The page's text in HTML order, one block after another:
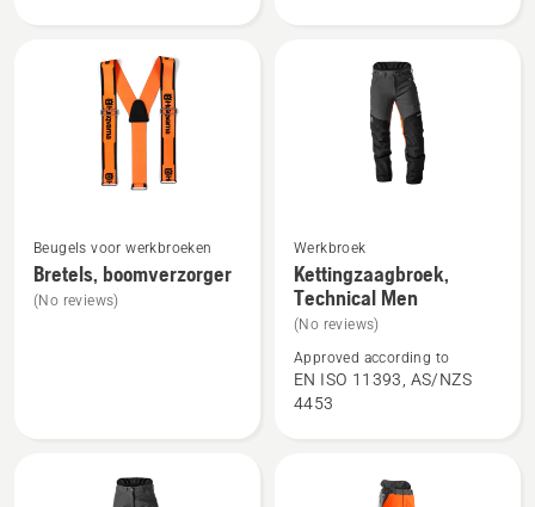
Bekijk
meer
details
Beugels voor werkbroeken
Bretels, boomverzorger
(No reviews)
Bekijk
meer
details
over
Kettingzaagbroek,
Technical
Werkbroek
Kettingzaagbroek,
Technical Men
(No reviews)
Approved according to
EN ISO 11393, AS/NZS
4453